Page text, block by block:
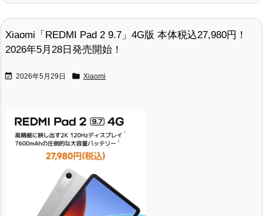
Xiaomi「REDMI Pad 2 9.7」4G版 本体税込27,980円！
2026年5月28日発売開始！
 2026年5月29日  Xiaomi